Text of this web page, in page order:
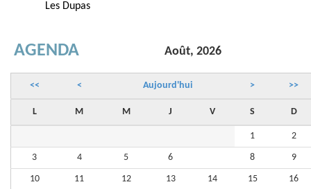
Les Dupas
AGENDA Août, 2026
<< < Aujourd'hui > >>
L M M J V S D
1 2
3 4 5 6 8 9
10 11 12 13 14 15 16